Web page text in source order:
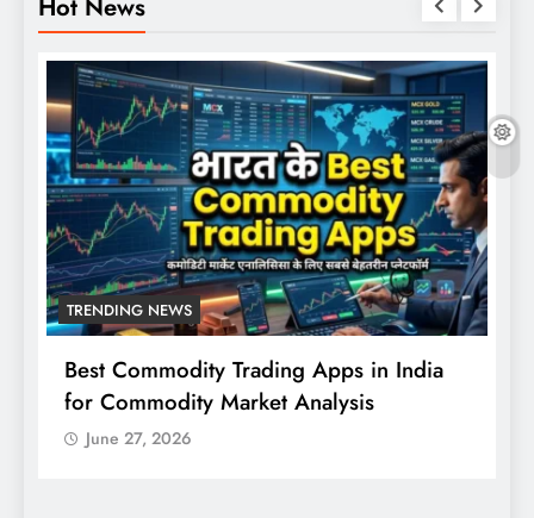
TRENDING NEWS
Best Commodity Trading Apps in India
for Commodity Market Analysis
June 27, 2026